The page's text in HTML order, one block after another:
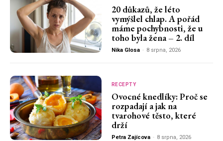
20 důkazů, že léto
vymýšlel chlap. A pořád
máme pochybnosti, že u
toho byla žena – 2. díl
Nika Glosa - 8 srpna, 2026
RECEPTY
Ovocné knedlíky: Proč se
rozpadají a jak na
tvarohové těsto, které
drží
Petra Zajícova - 8 srpna, 2026